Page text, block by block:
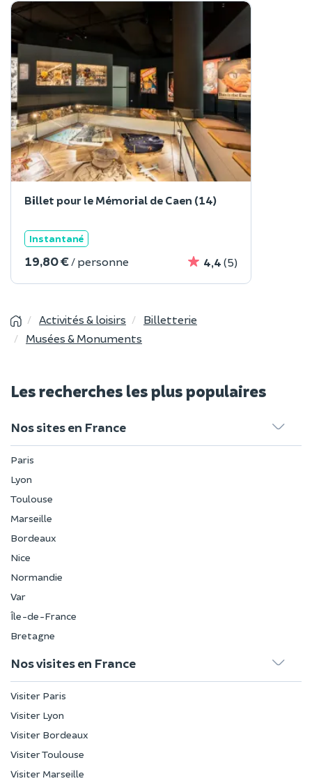
Billet pour le Mémorial de Caen (14)
Instantané
19,80 € / personne 4,4 (5)
Activités & loisirs
Billetterie
Musées & Monuments
Les recherches les plus populaires
Nos sites en France
Paris
Lyon
Toulouse
Marseille
Bordeaux
Nice
Normandie
Var
Île-de-France
Bretagne
Nos visites en France
Visiter Paris
Visiter Lyon
Visiter Bordeaux
Visiter Toulouse
Visiter Marseille